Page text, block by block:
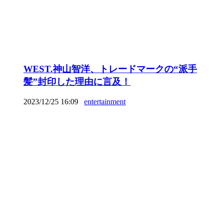
WEST.神山智洋、トレードマークの“派手
髪”封印した理由に言及！
2023/12/25 16:09 entertainment